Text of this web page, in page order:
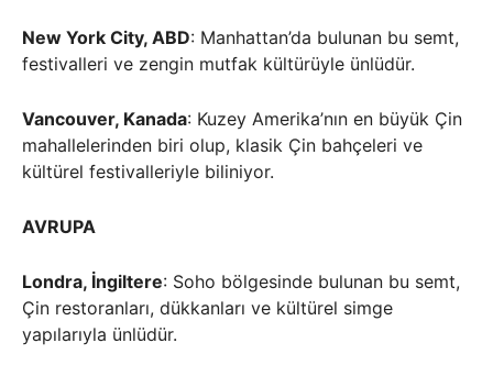
New York City, ABD: Manhattan’da bulunan bu semt,
festivalleri ve zengin mutfak kültürüyle ünlüdür.
Vancouver, Kanada: Kuzey Amerika’nın en büyük Çin
mahallelerinden biri olup, klasik Çin bahçeleri ve
kültürel festivalleriyle biliniyor.
AVRUPA
Londra, İngiltere: Soho bölgesinde bulunan bu semt,
Çin restoranları, dükkanları ve kültürel simge
yapılarıyla ünlüdür.